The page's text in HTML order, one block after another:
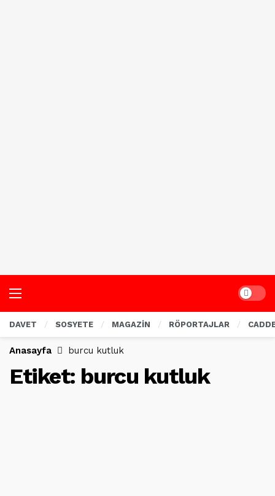
Dark
DAVET SOSYETE MAGAZİN RÖPORTAJLAR
Anasayfa burcu kutluk
Etiket: burcu kutluk